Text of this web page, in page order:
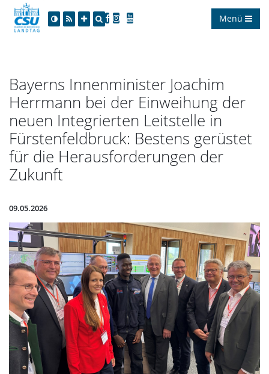
Menü
Bayerns Innenminister Joachim
Herrmann bei der Einweihung der
neuen Integrierten Leitstelle in
Fürstenfeldbruck: Bestens gerüstet
für die Herausforderungen der
Zukunft
09.05.2026